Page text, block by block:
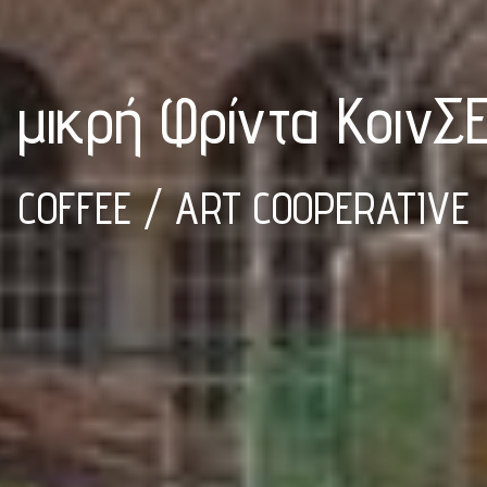
Φρίντα
COFFEE / ART COOPERATIVE